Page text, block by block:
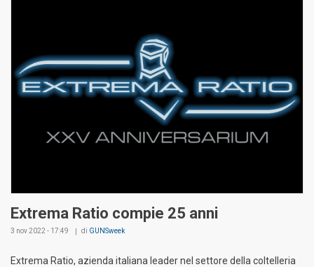
Extrema Ratio compie 25 anni
3 nov 2022 - 17:49 di GUNSweek
Extrema Ratio, azienda italiana leader nel settore della coltelleria